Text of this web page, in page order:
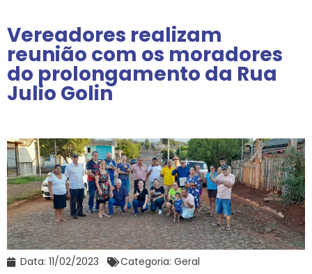
Vereadores realizam
reunião com os moradores
do prolongamento da Rua
Julio Golin
Data: 11/02/2023 Categoria: Geral